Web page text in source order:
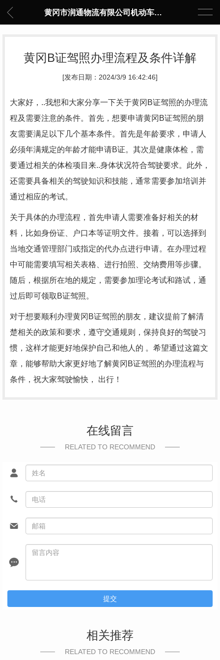
黄冈市润通物流有限公司机动车驾驶员培训中心
黄冈B证驾照办理流程及条件详解
[发布日期：2024/3/9 16:42:46]
大家好，..我想和大家分享一下关于黄冈B证驾照的办理流
程及需要注意的条件。首先，想要申请黄冈B证驾照的朋
友需要满足以下几个基本条件。首先是年龄要求，申请人
必须年满规定的年龄才能申请B证。其次是健康体检，需
要通过相关的体检项目来..身体状况符合驾驶要求。此外，
还需要具备相关的驾驶知识和技能，通常需要参加培训并
通过相应的考试。
关于具体的办理流程，首先申请人需要准备好相关的材
料，比如身份证、户口本等证明文件。接着，可以选择到
当地交通管理部门或指定的代办点进行申请。在办理过程
中可能需要填写相关表格、进行拍照、交纳费用等步骤。
随后，根据所在地的规定，需要参加理论考试和路试，通
过后即可领取B证驾照。
对于想要顺利办理黄冈B证驾照的朋友，建议提前了解清
楚相关的政策和要求，遵守交通规则，保持良好的驾驶习
惯，这样才能更好地保护自己和他人的 。希望通过这篇文
章，能够帮助大家更好地了解黄冈B证驾照的办理流程与
条件，祝大家驾驶愉快， 出行！
在线留言
RELATED TO RECOMMEND
提交
相关推荐
RELATED TO RECOMMEND